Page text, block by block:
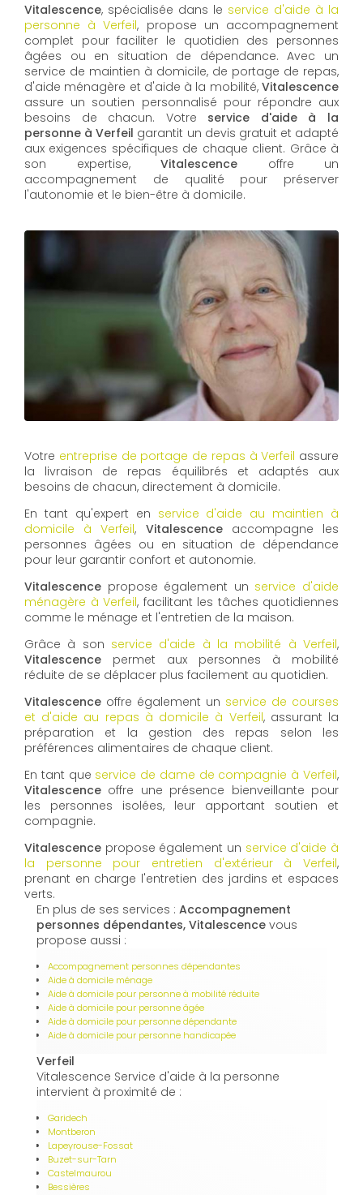
Vitalescence, spécialisée dans le service d'aide à la
personne à Verfeil, propose un accompagnement
complet pour faciliter le quotidien des personnes
âgées ou en situation de dépendance. Avec un
service de maintien à domicile, de portage de repas,
d'aide ménagère et d'aide à la mobilité, Vitalescence
assure un soutien personnalisé pour répondre aux
besoins de chacun. Votre service d'aide à la
personne à Verfeil garantit un devis gratuit et adapté
aux exigences spécifiques de chaque client. Grâce à
son expertise, Vitalescence offre un
accompagnement de qualité pour préserver
l'autonomie et le bien-être à domicile.
Votre entreprise de portage de repas à Verfeil assure
la livraison de repas équilibrés et adaptés aux
besoins de chacun, directement à domicile.
En tant qu'expert en service d'aide au maintien à
domicile à Verfeil, Vitalescenceaccompagne les
personnes âgées ou en situation de dépendance
pour leur garantir confort et autonomie.
Vitalescence propose également un service d'aide
ménagère à Verfeil, facilitant les tâches quotidiennes
comme le ménage et l'entretien de la maison.
Grâce à son service d'aide à la mobilité à Verfeil,
Vitalescence permet aux personnes à mobilité
réduite de se déplacer plus facilement au quotidien.
Vitalescence offre également un service de courses
et d'aide au repas à domicile à Verfeil, assurant la
préparation et la gestion des repas selon les
préférences alimentaires de chaque client.
En tant que service de dame de compagnie à Verfeil,
Vitalescence offre une présence bienveillante pour
les personnes isolées, leur apportant soutien et
compagnie.
Vitalescence propose également un service d'aide à
la personne pour entretien d'extérieur à Verfeil,
prenant en charge l'entretien des jardins et espaces
verts.
En plus de ses services : Accompagnement
personnes dépendantes, Vitalescence vous
propose aussi :
Accompagnement personnes dépendantes
Aide à domicile ménage
Aide à domicile pour personne à mobilité réduite
Aide à domicile pour personne âgée
Aide à domicile pour personne dépendante
Aide à domicile pour personne handicapée
Verfeil
Vitalescence Service d'aide à la personne
intervient à proximité de :
Garidech
Montberon
Lapeyrouse-Fossat
Buzet-sur-Tarn
Castelmaurou
Bessières